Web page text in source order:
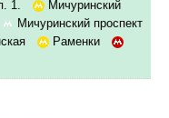
1.
Мичуринский
Мичуринский проспект
Раменки